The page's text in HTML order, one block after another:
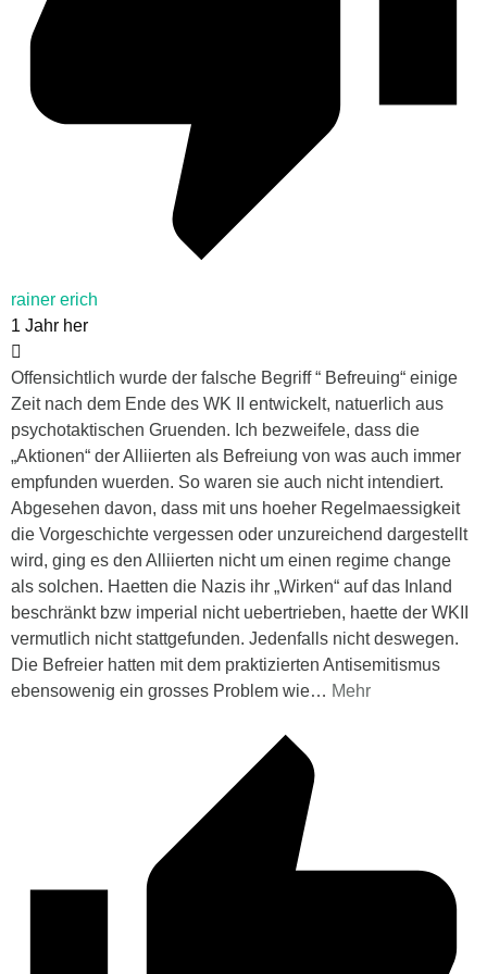
rainer erich
1 Jahr her
Offensichtlich wurde der falsche Begriff “ Befreuing“ einige
Zeit nach dem Ende des WK II entwickelt, natuerlich aus
psychotaktischen Gruenden. Ich bezweifele, dass die
„Aktionen“ der Alliierten als Befreiung von was auch immer
empfunden wuerden. So waren sie auch nicht intendiert.
Abgesehen davon, dass mit uns hoeher Regelmaessigkeit
die Vorgeschichte vergessen oder unzureichend dargestellt
wird, ging es den Alliierten nicht um einen regime change
als solchen. Haetten die Nazis ihr „Wirken“ auf das Inland
beschränkt bzw imperial nicht uebertrieben, haette der WKII
vermutlich nicht stattgefunden. Jedenfalls nicht deswegen.
Die Befreier hatten mit dem praktizierten Antisemitismus
ebensowenig ein grosses Problem wie… Mehr